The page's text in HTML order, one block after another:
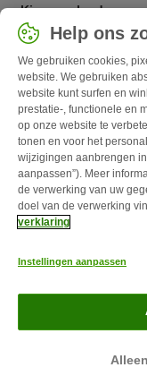
Kies een land
Nederlands / NL
Follow zooplus
Over zooplus Carrière
Levertijd & Verzendkosten
Privacy
Help ons
We gebruiken cookies,
website. We gebruiken
website kunt surfen en
prestatie-, functionele en
op onze website te
tonen en voor het
wijzigingen aanbrengen
aanpassen”). Meer
de verwerking van uw
doel van de verwerking
verklaring
Instellingen aanpassen